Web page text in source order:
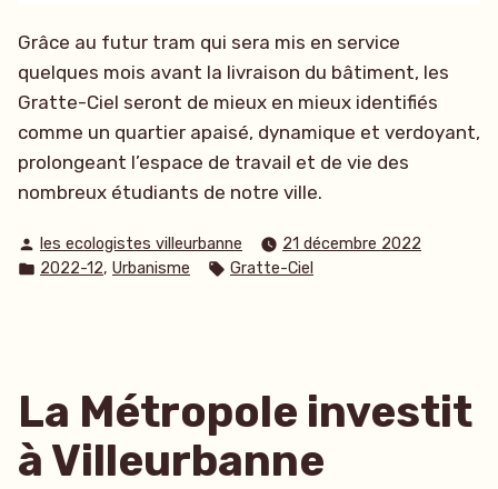
Grâce au futur tram qui sera mis en service
quelques mois avant la livraison du bâtiment, les
Gratte-Ciel seront de mieux en mieux identifiés
comme un quartier apaisé, dynamique et verdoyant,
prolongeant l’espace de travail et de vie des
nombreux étudiants de notre ville.
Publié
par
les ecologistes villeurbanne
21 décembre 2022
Publié
2022-12, Urbanisme Étiquettes :
Gratte-Ciel
La Métropole investit
à Villeurbanne